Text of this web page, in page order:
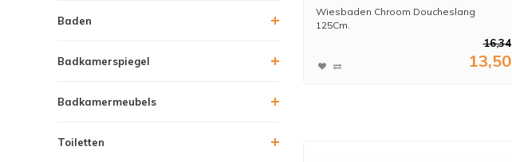
Baden
Badkamerspiegel
Badkamermeubels
Toiletten
Wiesbaden Chroom Doucheslang
125Cm.
16,34
13,50